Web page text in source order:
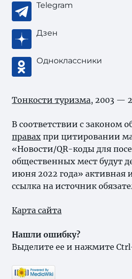
Telegram
Дзен
Одноклассники
Тонкости туризма, 2003 —
В соответствии с законом
правах при цитировании
«Новости/QR-коды для
общественных мест будут
июня 2022 года» активная
ссылка на источник
Карта сайта
Нашли ошибку?
Выделите ее и нажмите